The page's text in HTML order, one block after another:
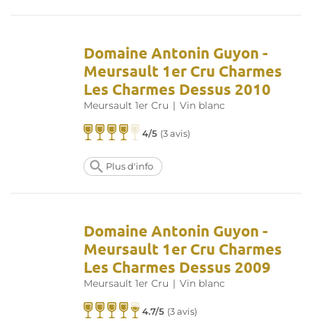
Domaine Antonin Guyon -
Meursault 1er Cru Charmes
Les Charmes Dessus 2010
Meursault 1er Cru | Vin blanc
4/5 (3 avis)
Plus d'info
Domaine Antonin Guyon -
Meursault 1er Cru Charmes
Les Charmes Dessus 2009
Meursault 1er Cru | Vin blanc
4.7/5 (3 avis)